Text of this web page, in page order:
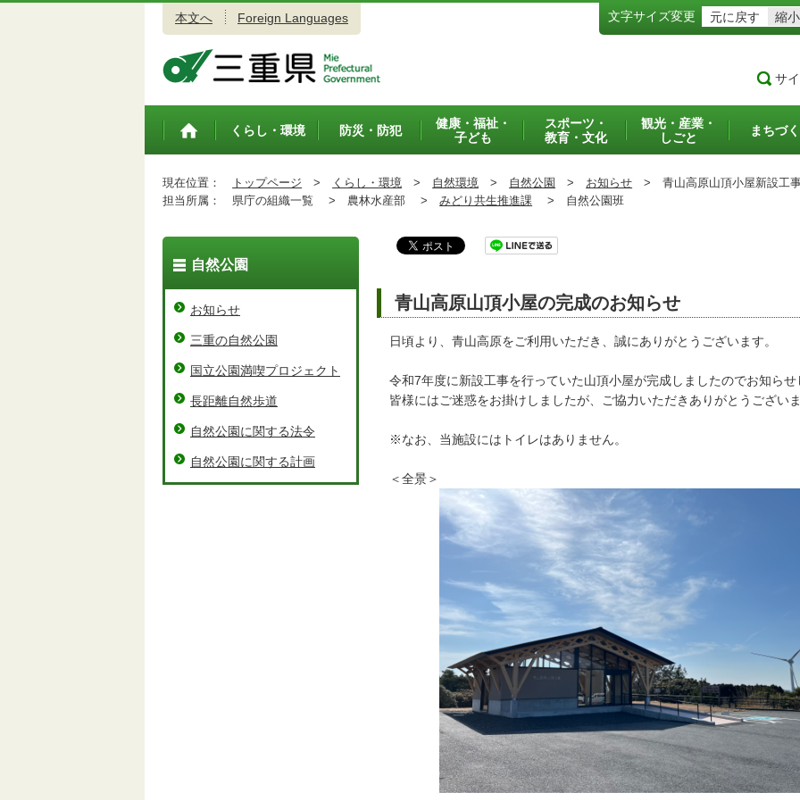
本文へ Foreign Languages 文字サイズ変更 元に戻す 縮小
サ
トップペ
くらし・環境 防災・防犯
健康・福祉・
子ども
スポーツ・
教育・文化
観光・産業・
しごと
まちづ
現在位置： トップページ > くらし・環境 > 自然環境 > 自然公園 > お知らせ > 青山高原山頂小屋新設工
担当所属：
県庁の組織一覧 > 農林水産部 > みどり共生推進課 > 自然公園班
青山高原山頂小屋の完成のお知らせ
日頃より、青山高原をご利用いただき、誠にありがとうございます。
令和7年度に新設工事を行っていた山頂小屋が完成しましたのでお知らせ
皆様にはご迷惑をお掛けしましたが、ご協力いただきありがとうござ
※なお、当施設にはトイレはありません。
＜全景＞
自然公園
お知らせ
三重の自然公園
国立公園満喫プロジェクト
長距離自然歩道
自然公園に関する法令
自然公園に関する計画